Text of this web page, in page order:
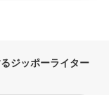
ジッポーライター